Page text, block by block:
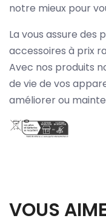
notre mieux pour
La vous assure des
accessoires à prix
Avec nos produits
de vie de vos
améliorer ou
VOUS